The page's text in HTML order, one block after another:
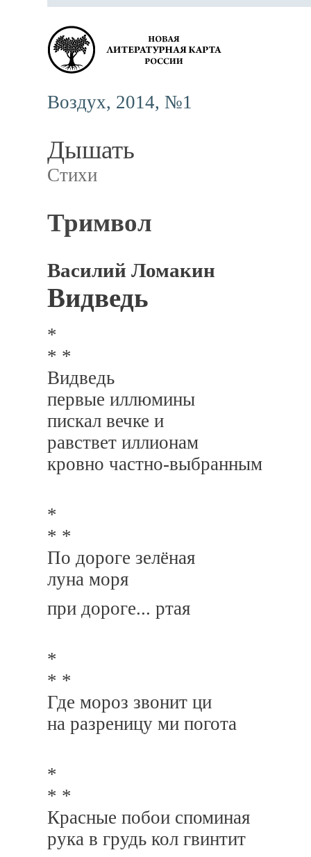
Воздух, 2014, №1
Дышать
Стихи
Тримвол
Василий Ломакин
Видведь
*
* *
Видведь
первые иллюмины
пискал вечке и
равствет иллионам
кровно частно-выбранным
*
* *
По дороге зелёная
луна моря
при дороге... ртая
*
* *
Где мороз звонит ци
на разреницу ми погота
*
* *
Красные побои споминая
рука в грудь кол гвинтит